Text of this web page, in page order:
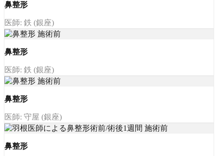
鼻整形
医師: 鉄 (銀座)
鼻整形
医師: 鉄 (銀座)
鼻整形
医師: 守屋 (銀座)
鼻整形